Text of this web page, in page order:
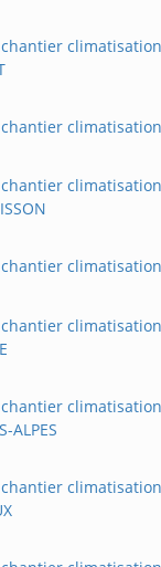
climatisation
climatisation
climatisation
ALPES
climatisation